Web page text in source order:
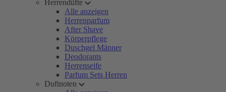
Herrendüfte
Alle anzeigen
Herrenparfum
After Shave
Körperpflege
Duschgel Männer
Deodorants
Herrenseife
Parfum Sets Herren
Duftnoten